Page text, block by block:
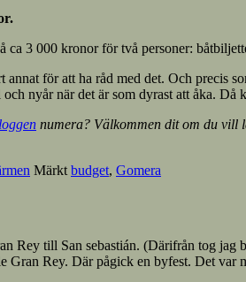
3 000 kronor för två personer:
för att ha råd med det. Och precis
nyår när det är som dyrast att åka. Då
numera? Välkommen dit om du vill
Märkt budget, Gomera
Rey till San sebastián. (Därifrån tog
Rey. Där pågick en byfest. Det var